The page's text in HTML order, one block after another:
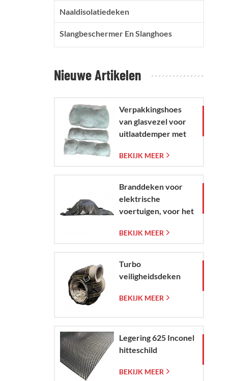
Naaldisolatiedeken
Slangbeschermer En Slanghoes
Nieuwe Artikelen
Verpakkingshoes
van glasvezel voor
uitlaatdemper met
glasvezelgaaszak
BEKIJK MEER
Branddeken voor
elektrische
voertuigen, voor het
branden in
andere voertuigen in
noodsituaties.
BEKIJK MEER
Turbo
veiligheidsdeken
BEKIJK MEER
Legering 625 Inconel
hitteschild
BEKIJK MEER